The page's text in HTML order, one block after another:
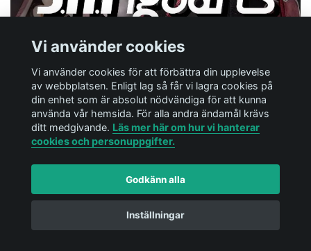
Vi använder cookies
Vi använder cookies för att förbättra din upplevelse
av webbplatsen. Enligt lag så får vi lagra cookies på
din enhet som är absolut nödvändiga för att kunna
använda vår hemsida. För alla andra ändamål krävs
ditt medgivande. Läs mer här om hur vi hanterar
cookies och personuppgifter.
Godkänn alla
Inställningar